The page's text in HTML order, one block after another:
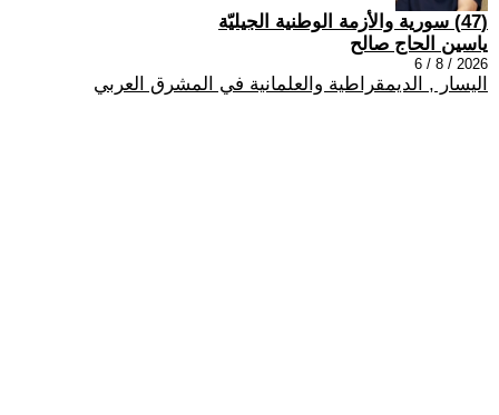
(47) سورية والأزمة الوطنية الجيليّة
ياسين الحاج صالح
2026 / 8 / 6
اليسار , الديمقراطية والعلمانية في المشرق العربي